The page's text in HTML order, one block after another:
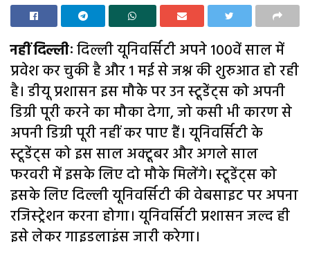
नहीं दिल्लीःदिल्ली यूनिवर्सिटी अपने 100वें साल में
प्रवेश कर चुकी है और 1 मई से जश्न की शुरुआत हो रही
है। डीयू प्रशासन इस मौके पर उन स्टूडेंट्स को अपनी
डिग्री पूरी करने का मौका देगा, जो कसी भी कारण से
अपनी डिग्री पूरी नहीं कर पाए हैं। यूनिवर्सिटी के
स्टूडेंट्स को इस साल अक्टूबर और अगले साल
फरवरी में इसके लिए दो मौके मिलेंगे। स्टूडेंट्स को
इसके लिए दिल्ली यूनिवर्सिटी की वेबसाइट पर अपना
रजिस्ट्रेशन करना होगा। यूनिवर्सिटी प्रशासन जल्द ही
इसे लेकर गाइडलाइंस जारी करेगा।